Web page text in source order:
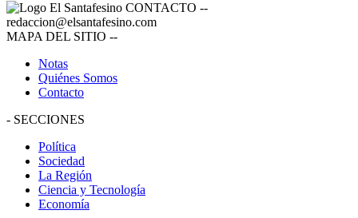
CONTACTO --
redaccion@elsantafesino.com
MAPA DEL SITIO --
Notas
Quiénes Somos
Contacto
- SECCIONES
Política
Sociedad
La Región
Ciencia y Tecnología
Economía